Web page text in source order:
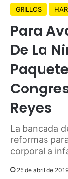
GRILLOS
Para
De La
Reyes
La bancada
reformas
corporal a
25 de abril de 2019